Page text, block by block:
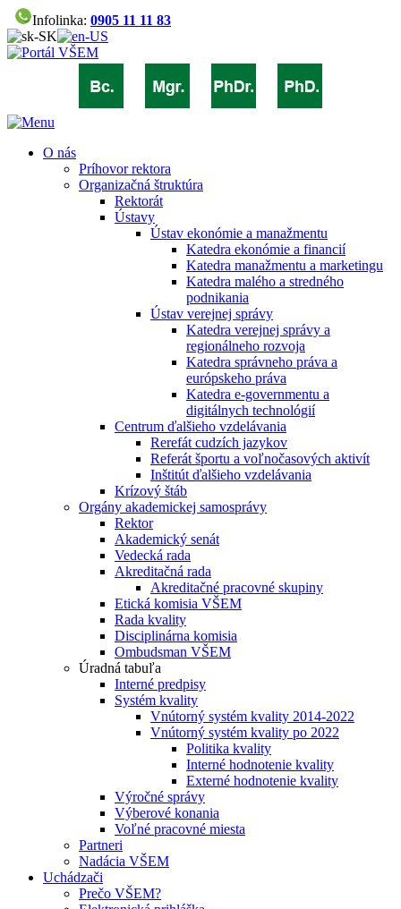
Infolinka: 0905 11 11 83
O nás
Príhovor rektora
Organizačná štruktúra
Rektorát
Ústavy
Ústav ekonómie a manažmentu
Katedra ekonómie a financií
Katedra manažmentu a marketingu
Katedra malého a stredného
podnikania
Ústav verejnej správy
Katedra verejnej správy a
regionálneho rozvoja
Katedra správneho práva a
európskeho práva
Katedra e-governmentu a
digitálnych technológií
Centrum ďalšieho vzdelávania
Rerefát cudzích jazykov
Referát športu a voľnočasových aktivít
Inštitút ďalšieho vzdelávania
Krízový štáb
Orgány akademickej samosprávy
Rektor
Akademický senát
Vedecká rada
Akreditačná rada
Akreditačné pracovné skupiny
Etická komisia VŠEM
Rada kvality
Disciplinárna komisia
Ombudsman VŠEM
Úradná tabuľa
Interné predpisy
Systém kvality
Vnútorný systém kvality 2014-2022
Vnútorný systém kvality po 2022
Politika kvality
Interné hodnotenie kvality
Externé hodnotenie kvality
Výročné správy
Výberové konania
Voľné pracovné miesta
Partneri
Nadácia VŠEM
Uchádzači
Prečo VŠEM?